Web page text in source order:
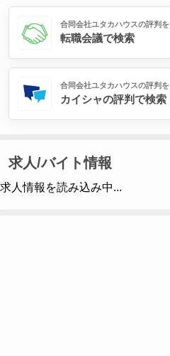
合同会社ユタカハウスの評判を
転職会議で検索
合同会社ユタカハウスの評判を
カイシャの評判で検索
求人/バイト情報
求人情報を読み込み中...